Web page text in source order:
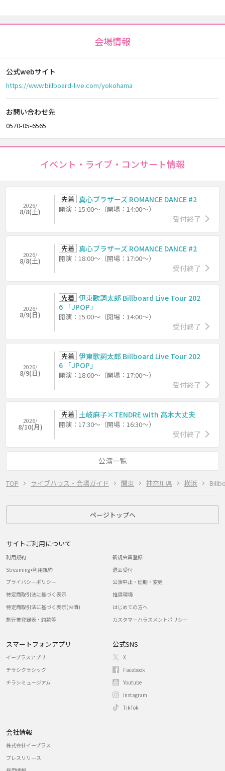
TOP ライブハウス・会場ガイド 関東 神奈川県 横浜
会場情報
公式webサイト
https://www.billboard-live.com/yokohama
お問い合わせ先
0570-05-6565
イベント・ライブ・コンサート情報
2026/
8/8(土)
先着 真心ブラザーズ ROMANCE DANCE #2
開演：15:00～（開場：14:00～）
受付終了
2026/
8/8(土)
先着 真心ブラザーズ ROMANCE DANCE #2
開演：18:00～（開場：17:00～）
受付終了
2026/
8/9(日)
先着 伊東歌詞太郎 Billboard Live Tour 202
6 「JPOP」
開演：15:00～（開場：14:00～）
受付終了
2026/
8/9(日)
先着 伊東歌詞太郎 Billboard Live Tour 202
6 「JPOP」
開演：18:00～（開場：17:00～）
受付終了
2026/
8/10(月)
先着 土岐麻子×TENDRE with 高木大丈夫
開演：17:30～（開場：16:30～）
受付終了
公演一覧
ページトップへ
サイトご利用について
利用規約
Streaming+利用規約
プライバシーポリシー
特定商取引法に基づく表示
特定商取引法に基づく表示(お酒)
旅行業登録表・約款等
新規会員登録
退会受付
公演中止・延期・変更
推奨環境
はじめての方へ
カスタマーハラスメントポリシー
スマートフォンアプリ
イープラスアプリ
チラシクラシック
チラシミュージアム
公式SNS
X
Facebook
Youtube
Instagram
TikTok
会社情報
株式会社イープラス
プレスリリース